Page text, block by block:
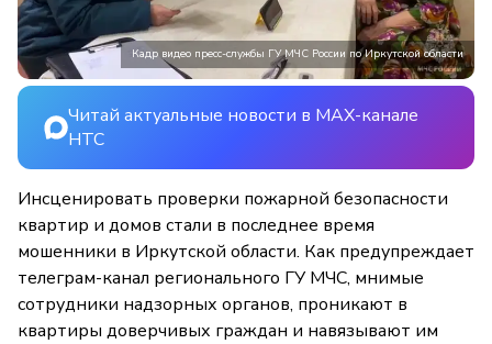
Кадр видео пресс-службы ГУ МЧС России по Иркутской области
Читай актуальные новости в MAX-канале
НТС
Инсценировать проверки пожарной безопасности
квартир и домов стали в последнее время
мошенники в Иркутской области. Как предупреждает
телеграм-канал регионального ГУ МЧС, мнимые
сотрудники надзорных органов, проникают в
квартиры доверчивых граждан и навязывают им